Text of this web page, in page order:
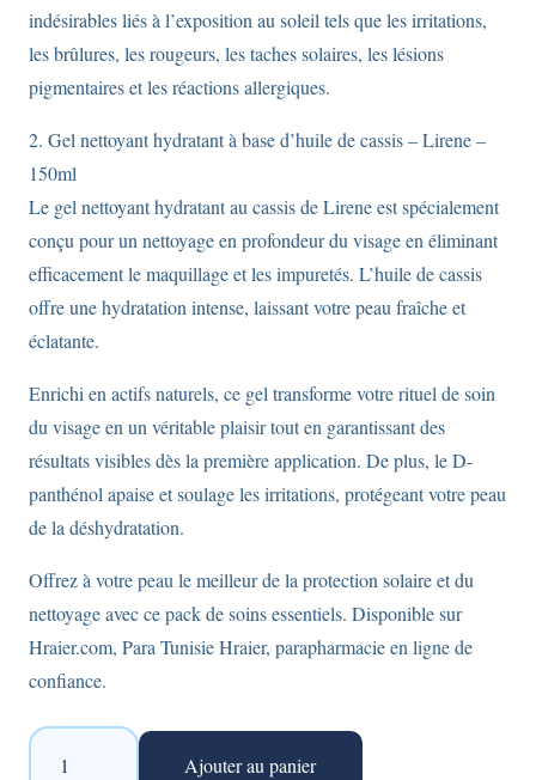
indésirables liés à l’exposition au soleil tels que les irritations,
les brûlures, les rougeurs, les taches solaires, les lésions
pigmentaires et les réactions allergiques.
2. Gel nettoyant hydratant à base d’huile de cassis – Lirene –
150ml
Le gel nettoyant hydratant au cassis de Lirene est spécialement
conçu pour un nettoyage en profondeur du visage en éliminant
efficacement le maquillage et les impuretés. L’huile de cassis
offre une hydratation intense, laissant votre peau fraîche et
éclatante.
Enrichi en actifs naturels, ce gel transforme votre rituel de soin
du visage en un véritable plaisir tout en garantissant des
résultats visibles dès la première application. De plus, le D-
panthénol apaise et soulage les irritations, protégeant votre peau
de la déshydratation.
Offrez à votre peau le meilleur de la protection solaire et du
nettoyage avec ce pack de soins essentiels. Disponible sur
Hraier.com, Para Tunisie Hraier, parapharmacie en ligne de
confiance.
quantité
Ajouter au panier